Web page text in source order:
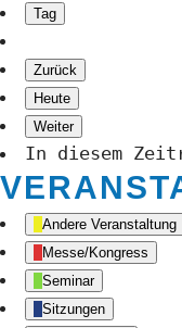
Tag
Zurück
Heute
Weiter
In diesem
Andere Veranstaltung
Messe/Kongress
Seminar
Sitzungen